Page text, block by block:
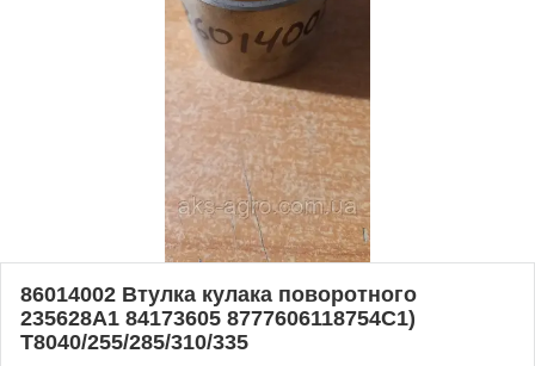
86014002 Втулка кулака поворотного
235628A1 84173605 8777606118754C1)
T8040/255/285/310/335